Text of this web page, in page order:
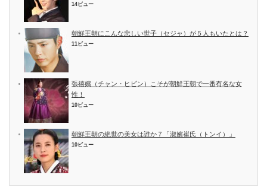
14ビュー
朝鮮王朝にこんな悲しい世子（セジャ）が５人もいたとは？
11ビュー
張禧嬪（チャン・ヒビン）こそが朝鮮王朝で一番有名な女
性！
10ビュー
朝鮮王朝の絶世の美女は誰か７「淑嬪崔氏（トンイ）」
10ビュー